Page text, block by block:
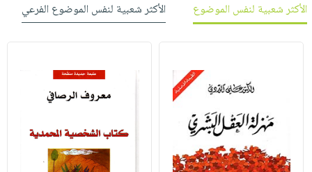
الأكثر شعبية لنفس الموضوع
الأكثر شعبية لنفس الموضوع الفرعي